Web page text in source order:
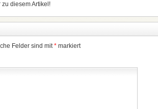
diesem Artikel!
Felder sind mit* markiert